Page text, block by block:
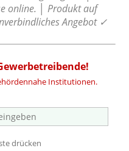
online. │ Produkt auf
Angebot ✓
Institutionen.
drücken